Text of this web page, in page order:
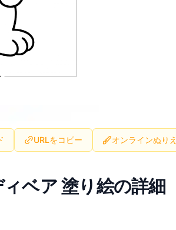
URLをコピー オンラインぬりえ
ベア 塗り絵の詳細